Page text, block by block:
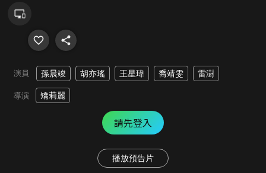
演員 孫晨竣 胡亦瑤 王星瑋 喬靖雯 雷澍
導演 矯莉麗
請先登入
播放預告片